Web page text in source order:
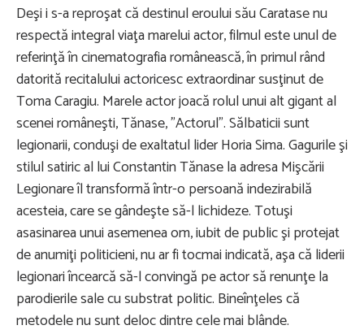
Deşi i s-a reproşat că destinul eroului său Caratase nu
respectă integral viaţa marelui actor, filmul este unul de
referinţă în cinematografia românească, în primul rând
datorită recitalului actoricesc extraordinar susţinut de
Toma Caragiu. Marele actor joacă rolul unui alt gigant al
scenei româneşti, Tănase, "Actorul". Sălbaticii sunt
legionarii, conduşi de exaltatul lider Horia Sima. Gagurile şi
stilul satiric al lui Constantin Tănase la adresa Mişcării
Legionare îl transformă într-o persoană indezirabilă
acesteia, care se gândeşte să-l lichideze. Totuşi
asasinarea unui asemenea om, iubit de public şi protejat
de anumiţi politicieni, nu ar fi tocmai indicată, aşa că liderii
legionari încearcă să-l convingă pe actor să renunţe la
parodierile sale cu substrat politic. Bineînţeles că
metodele nu sunt deloc dintre cele mai blânde.